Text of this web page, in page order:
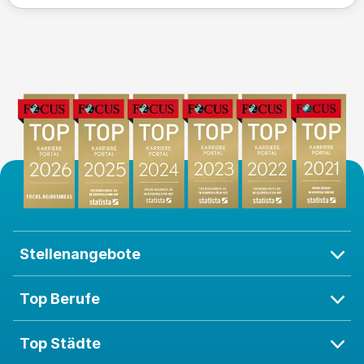
Teamarbeit und komplexe Aufgaben liegen dir, und
Stellenangebote
Top Berufe
Top Städte